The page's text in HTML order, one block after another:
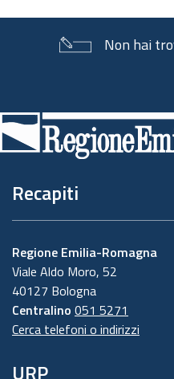
Non hai
di
pagina
Recapiti
Regione Emilia-Romagna
Viale Aldo Moro, 52
40127 Bologna
Centralino 051 5271
Cerca telefoni o indirizzi
URP